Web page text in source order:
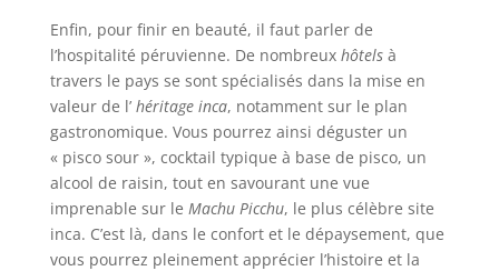
Enfin, pour finir en beauté, il faut parler de
l’hospitalité péruvienne. De nombreux hôtelsà
travers le pays se sont spécialisés dans la mise en
valeur de l’ héritage inca, notamment sur le plan
gastronomique. Vous pourrez ainsi déguster un
« pisco sour », cocktail typique à base de pisco, un
alcool de raisin, tout en savourant une vue
imprenable sur le Machu Picchu, le plus célèbre site
inca. C’est là, dans le confort et le dépaysement, que
vous pourrez pleinement apprécier l’histoire et la